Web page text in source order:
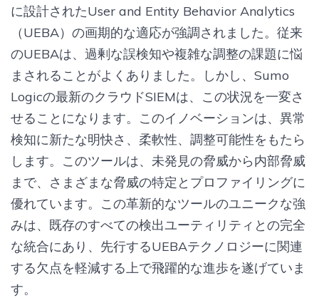
に設計されたUser and Entity Behavior Analytics
（UEBA）の画期的な適応が強調されました。従来
のUEBAは、過剰な誤検知や複雑な調整の課題に悩
まされることがよくありました。しかし、Sumo
Logicの最新のクラウドSIEMは、この状況を一変さ
せることになります。このイノベーションは、異常
検知に新たな明快さ、柔軟性、調整可能性をもたら
します。このツールは、未発見の脅威から内部脅威
まで、さまざまな脅威の特定とプロファイリングに
優れています。この革新的なツールのユニークな強
みは、既存のすべての検出ユーティリティとの完全
な統合にあり、先行するUEBAテクノロジーに関連
する欠点を軽減する上で飛躍的な進歩を遂げていま
す。